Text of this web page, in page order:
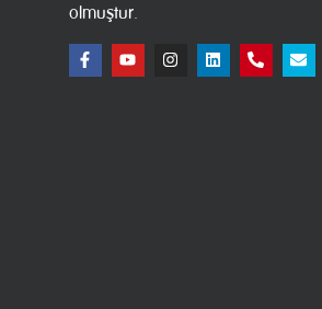
olmuştur.